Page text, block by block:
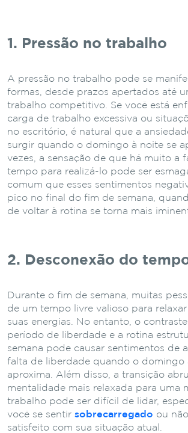
1. Pressão no trabalho
A pressão no trabalho pode se
formas, desde prazos apertados até
trabalho competitivo. Se você está
carga de trabalho excessiva ou
no escritório, é natural que a
surgir quando o domingo à noite se
vezes, a sensação de que há muito a
tempo para realizá-lo pode ser
comum que esses sentimentos
pico no final do fim de semana,
de voltar à rotina se torna mais
2. Desconexão do
Durante o fim de semana, muitas
de um tempo livre valioso para
suas energias. No entanto, o
período de liberdade e a rotina
semana pode causar sentimentos de
falta de liberdade quando o domingo
aproxima. Além disso, a transição
mentalidade mais relaxada para uma
trabalho pode ser difícil de lidar,
você se sentir sobrecarregado ou
satisfeito com sua situação atual.